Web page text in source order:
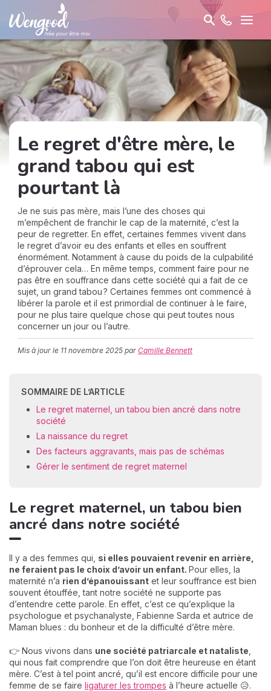
Le regret d'être mère, le
grand tabou qui est
pourtant là
Je ne suis pas mère, mais l’une des choses qui
m’empêchent de franchir le cap de la maternité, c’est la
peur de regretter. En effet, certaines femmes vivent dans
le regret d’avoir eu des enfants et elles en souffrent
énormément. Notamment à cause du poids de la culpabilité
d’éprouver cela… En même temps, comment faire pour ne
pas être en souffrance dans cette société qui a fait de ce
sujet, un grand tabou ? Certaines femmes ont commencé à
libérer la parole et il est primordial de continuer à le faire,
pour ne plus taire quelque chose qui peut toutes nous
concerner un jour ou l’autre.
Mis à jour le 11 novembre 2025 par Camille Bennett
SOMMAIRE DE L’ARTICLE
Le regret maternel, un tabou bien ancré dans notre
société
La naissance du regret
Des facteurs aggravants, mais pas de schémas
Gérer le sentiment de regret maternel
Le regret maternel, un tabou bien
ancré dans notre société
Il y a des femmes qui, si elles pouvaient revenir en arrière,
ne feraient pas le choix d’avoir un enfant. Pour elles, la
maternité n’a rien d’épanouissant et leur souffrance est bien
souvent étouffée, tant notre société ne supporte pas
d’entendre cette parole. En effet, c’est ce qu’explique la
psychologue et psychanalyste, Fabienne Sarda et autrice de
Maman blues : du bonheur et de la difficulté d’être mère.
👉 Nous vivons dans une société patriarcale et nataliste
qui nous fait comprendre que l’on doit être heureuse en étant
mère. C’est à tel point ancré, qu’il est encore difficile pour une
femme de se faire ligaturer les trompes à l’heure actuelle 😥.